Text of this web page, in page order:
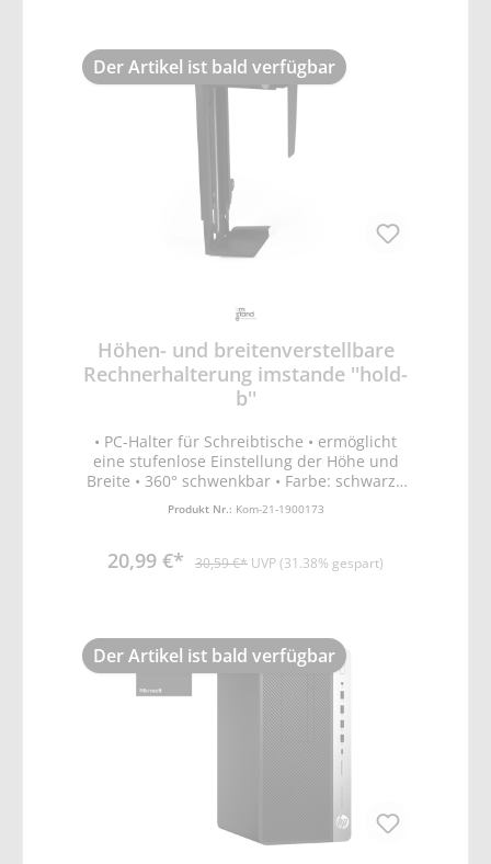
Der Artikel ist bald verfügbar
Höhen- und breitenverstellbare
Rechnerhalterung imstande ''hold-
b''
• PC-Halter für Schreibtische • ermöglicht
eine stufenlose Einstellung der Höhe und
Breite • 360° schwenkbar • Farbe: schwarz •
Schwenkradius: +180°~-180° •
Tragfähigkeit: bis 10kg • passend für viele
Produkt Nr.: Kom-21-1900173
20,99 €* 30,59 €* UVP (31.38% gespart)
Der Artikel ist bald verfügbar